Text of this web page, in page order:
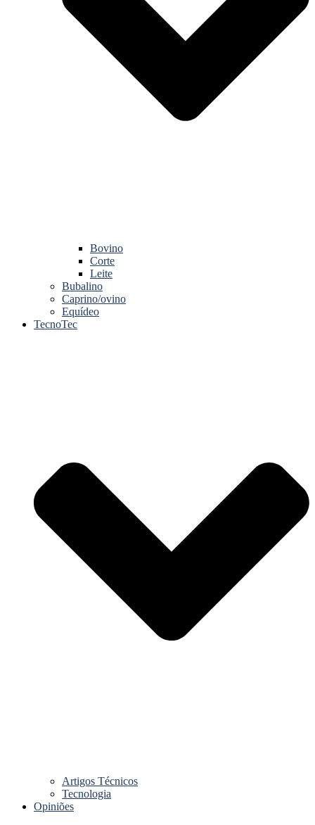
Bovino
Corte
Leite
Bubalino
Caprino/ovino
Equídeo
TecnoTec
Artigos Técnicos
Tecnologia
Opiniões